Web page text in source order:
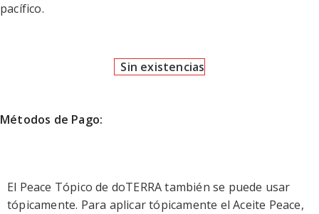
pacífico.
Sin existencias
Métodos de Pago:
El Peace Tópico de doTERRA también se puede usar
tópicamente. Para aplicar tópicamente el Aceite Peace,